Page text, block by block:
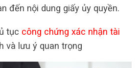
đến nội dung giấy ủy quyền.
tục công chứng xác nhận tài
và lưu ý quan trọng